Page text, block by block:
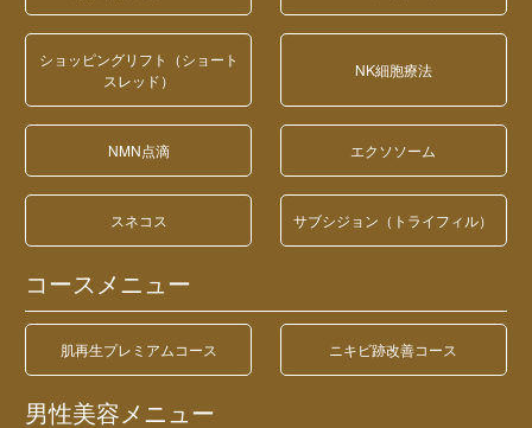
ショッピングリフト（ショート
スレッド）
NK細胞療法
NMN点滴 エクソソーム
スネコス サブシジョン（トライフィル）
コースメニュー
肌再生プレミアムコース ニキビ跡改善コース
男性美容メニュー